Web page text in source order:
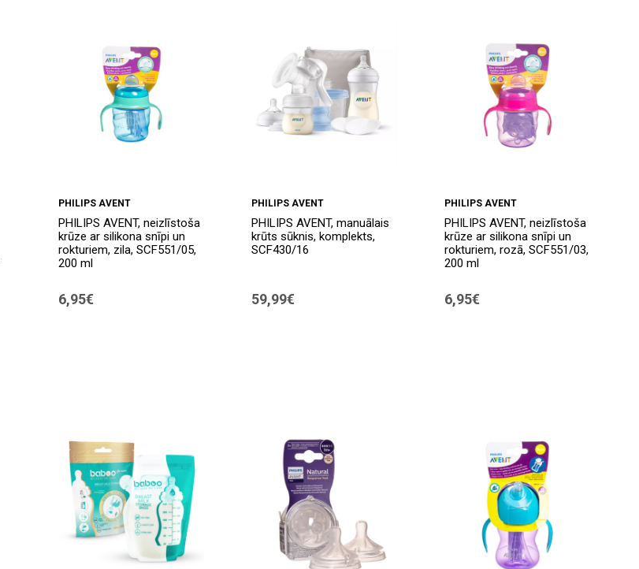
PHILIPS AVENT
PHILIPS AVENT, neizlīstoša
krūze ar silikona snīpi un
rokturiem, zila, SCF551/05,
200 ml
6,95€
PHILIPS AVENT
PHILIPS AVENT, manuālais
krūts sūknis, komplekts,
SCF430/16
59,99€
PHILIPS AVENT
PHILIPS AVENT, neizlīstoša
krūze ar silikona snīpi un
rokturiem, rozā, SCF551/03,
200 ml
6,95€